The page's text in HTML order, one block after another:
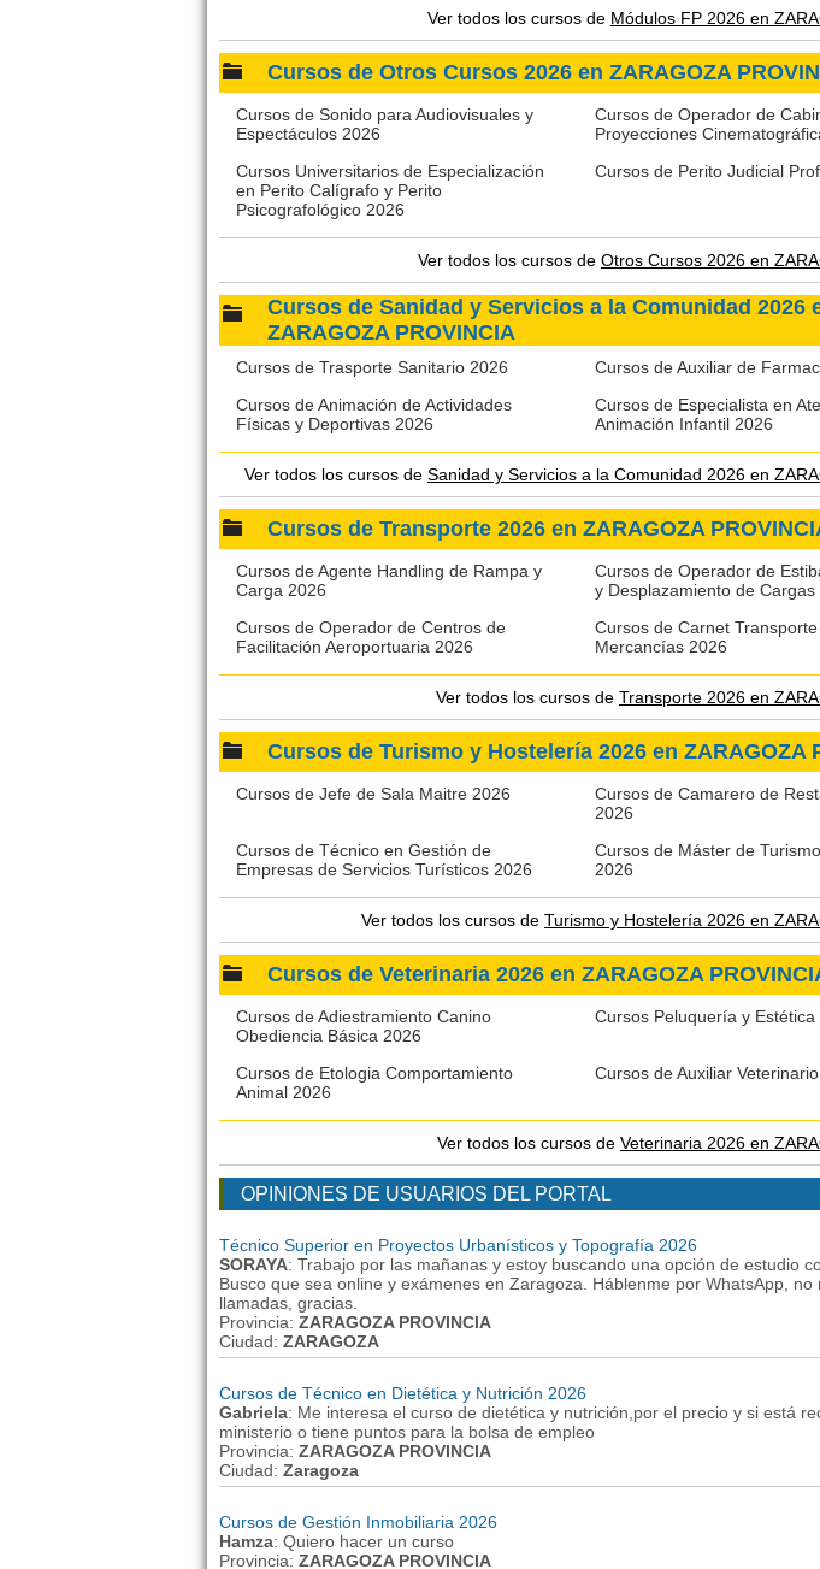
Ver todos los cursos de Módulos FP 2026 en
Cursos de Otros Cursos 2026 en ZARAGOZA
Cursos de Sonido para Audiovisuales y
Espectáculos 2026
Cursos de Operador de
Proyecciones
Cursos Universitarios de Especialización
en Perito Calígrafo y Perito
Psicografológico 2026
Cursos de Perito Judicial
Ver todos los cursos de Otros Cursos 2026 en
Cursos de Sanidad y Servicios a la Comunidad 2026
ZARAGOZA PROVINCIA
Cursos de Trasporte Sanitario 2026
Cursos de Auxiliar de
Cursos de Animación de Actividades
Físicas y Deportivas 2026
Cursos de Especialista en
Animación Infantil 2026
Ver todos los cursos de Sanidad y Servicios a la Comunidad 2026 en
Cursos de Transporte 2026 en ZARAGOZA
Cursos de Agente Handling de Rampa y
Carga 2026
Cursos de Operador de
y Desplazamiento de Cargas
Cursos de Operador de Centros de
Facilitación Aeroportuaria 2026
Cursos de Carnet
Mercancías 2026
Ver todos los cursos de Transporte 2026 en
Cursos de Turismo y Hostelería 2026 en ZARAGOZA
Cursos de Jefe de Sala Maitre 2026
Cursos de Camarero de
2026
Cursos de Técnico en Gestión de
Empresas de Servicios Turísticos 2026
Cursos de Máster de
2026
Ver todos los cursos de Turismo y Hostelería 2026 en
Cursos de Veterinaria 2026 en ZARAGOZA
Cursos de Adiestramiento Canino
Obediencia Básica 2026
Cursos Peluquería y Estética
Cursos de Etologia Comportamiento
Animal 2026
Cursos de Auxiliar
Ver todos los cursos de Veterinaria 2026 en
OPINIONES DE USUARIOS DEL PORTAL
Técnico Superior en Proyectos Urbanísticos y Topografía 2026
SORAYA: Trabajo por las mañanas y estoy buscando una opción de estudio
Busco que sea online y exámenes en Zaragoza. Háblenme por WhatsApp, no
llamadas, gracias.
Provincia: ZARAGOZA PROVINCIA
Ciudad: ZARAGOZA
Cursos de Técnico en Dietética y Nutrición 2026
Gabriela: Me interesa el curso de dietética y nutrición,por el precio y si está
ministerio o tiene puntos para la bolsa de empleo
Provincia: ZARAGOZA PROVINCIA
Ciudad: Zaragoza
Cursos de Gestión Inmobiliaria 2026
Hamza: Quiero hacer un curso
Provincia: ZARAGOZA PROVINCIA